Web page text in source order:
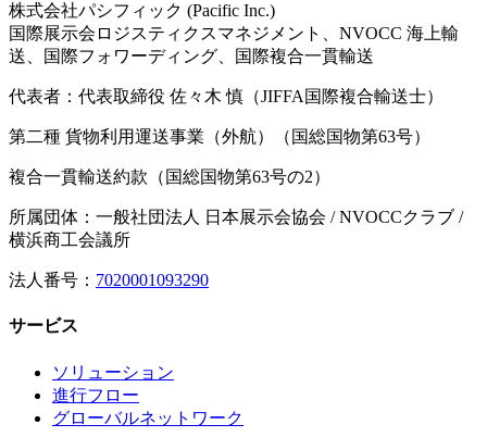
株式会社パシフィック (Pacific Inc.)
国際展示会ロジスティクスマネジメント、NVOCC 海上輸
送、国際フォワーディング、国際複合一貫輸送
代表者：代表取締役 佐々木 慎（JIFFA国際複合輸送士）
第二種 貨物利用運送事業（外航）（国総国物第63号）
複合一貫輸送約款（国総国物第63号の2）
所属団体：一般社団法人 日本展示会協会 / NVOCCクラブ /
横浜商工会議所
法人番号： 7020001093290
サービス
ソリューション
進行フロー
グローバルネットワーク